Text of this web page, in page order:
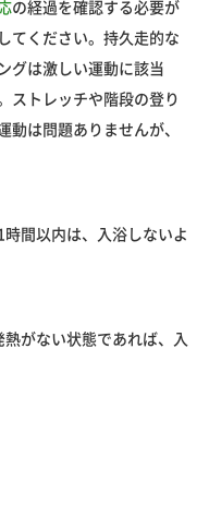
の経過を確認する必要が
てください。持久走的な
グは激しい運動に該当
ストレッチや階段の登り
動は問題ありませんが、
時間以内は、入浴しないよ
熱がない状態であれば、入